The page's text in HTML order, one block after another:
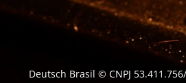
Deutsch Brasil © CNPJ